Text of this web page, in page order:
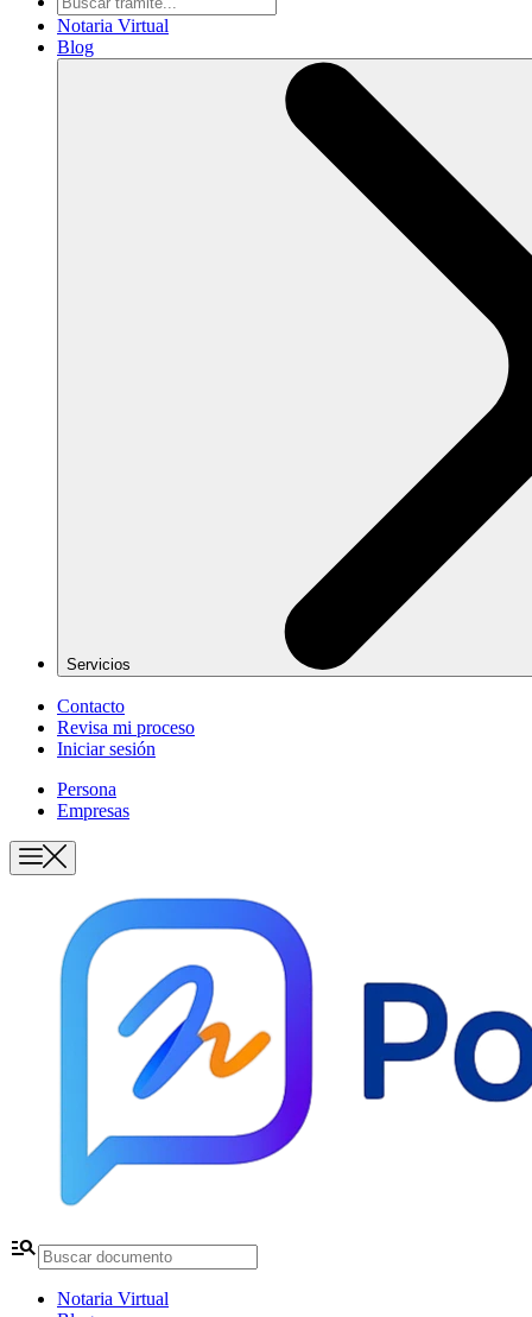
Notaria Virtual
Blog
Servicios
Contacto
Revisa mi proceso
Iniciar sesión
Persona
Empresas
manage_search
Notaria Virtual